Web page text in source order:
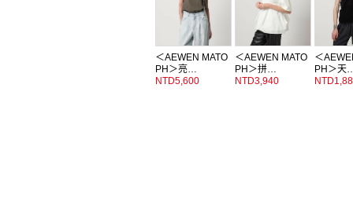
＜AEWEN MATO
PH＞亮…
NTD5,600
＜AEWEN MATO
PH＞拼…
NTD3,940
＜
PH＞天